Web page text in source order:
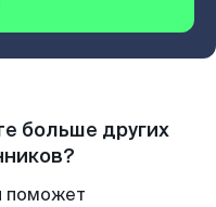
больше других
поможет